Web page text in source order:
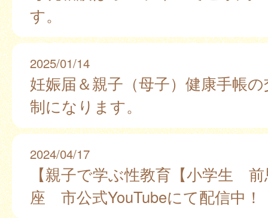
す。
2025/01/14
妊娠届＆親子（母子）健康手帳
制になります。
2024/04/17
【親子で学ぶ性教育【小学生
座 市公式YouTubeにて配信中！